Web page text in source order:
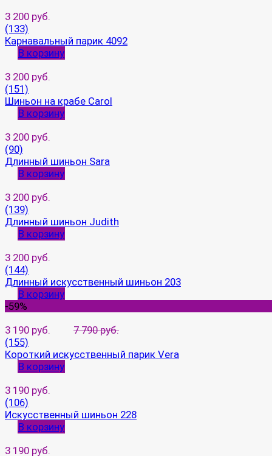
3 200 руб.
(133)
Карнавальный парик 4092
В корзину
3 200 руб.
(151)
Шиньон на крабе Carol
В корзину
3 200 руб.
(90)
Длинный шиньон Sara
В корзину
3 200 руб.
(139)
Длинный шиньон Judith
В корзину
3 200 руб.
(144)
Длинный искусственный шиньон 203
В корзину
-59%
3 190 руб.
7 790 руб.
(155)
Короткий искусственный парик Vera
В корзину
3 190 руб.
(106)
Искусственный шиньон 228
В корзину
3 190 руб.